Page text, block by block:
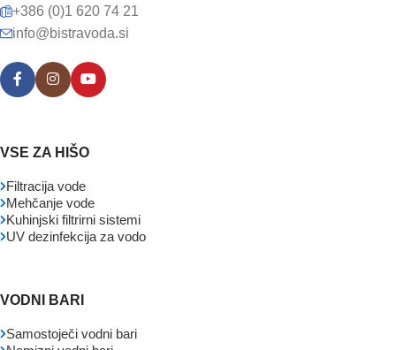
+386 (0)1 620 74 21
info@bistravoda.si
VSE ZA HIŠO
Filtracija vode
Mehčanje vode
Kuhinjski filtrirni sistemi
UV dezinfekcija za vodo
VODNI BARI
Samostoječi vodni bari